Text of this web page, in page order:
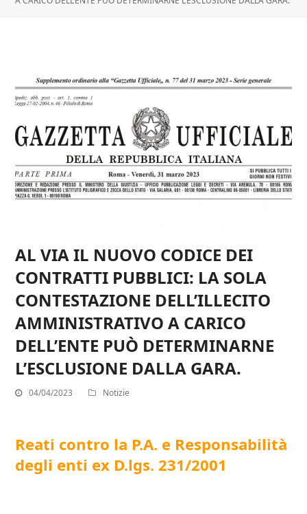
AL VIA IL NUOVO CODICE DEI
CONTRATTI PUBBLICI: LA SOLA
CONTESTAZIONE DELL’ILLECITO
AMMINISTRATIVO A CARICO
DELL’ENTE PUÒ DETERMINARNE
L’ESCLUSIONE DALLA GARA.
04/04/2023 Notizie
Reati contro la P.A. e Responsabilità
degli enti ex D.lgs. 231/2001